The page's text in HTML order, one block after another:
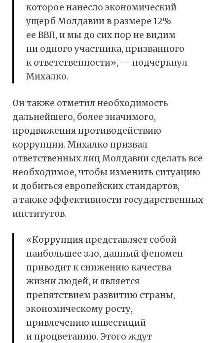
которое нанесло экономический
ущерб Молдавии в размере 12%
ее ВВП, и мы до сих пор не видим
ни одного участника, призванного
к ответственности», — подчеркнул
Михалко.
Он также отметил необходимость
дальнейшего, более значимого,
продвижения противодействию
коррупции. Михалко призвал
ответственных лиц Молдавии сделать все
необходимое, чтобы изменить ситуацию
и добиться европейских стандартов,
а также эффективности государственных
институтов.
«Коррупция представляет собой
наибольшее зло, данный феномен
приводит к снижению качества
жизни людей, и является
препятствием развитию страны,
экономическому росту,
привлечению инвестиций
и процветанию. Этого ждут